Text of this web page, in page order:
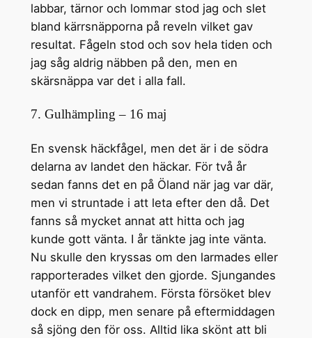
labbar, tärnor och lommar stod jag och slet
bland kärrsnäpporna på reveln vilket gav
resultat. Fågeln stod och sov hela tiden och
jag såg aldrig näbben på den, men en
skärsnäppa var det i alla fall.
7. Gulhämpling – 16 maj
En svensk häckfågel, men det är i de södra
delarna av landet den häckar. För två år
sedan fanns det en på Öland när jag var där,
men vi struntade i att leta efter den då. Det
fanns så mycket annat att hitta och jag
kunde gott vänta. I år tänkte jag inte vänta.
Nu skulle den kryssas om den larmades eller
rapporterades vilket den gjorde. Sjungandes
utanför ett vandrahem. Första försöket blev
dock en dipp, men senare på eftermiddagen
så sjöng den för oss. Alltid lika skönt att bli